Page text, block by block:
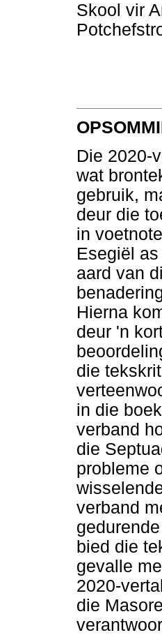
Skool vir
Die 2020-
wat
gebruik,
deur die
in
Esegiël
aard van
Hierna
deur 'n
die
in die
verband
die
probleme
verband
bied die
gevalle
2020-
die